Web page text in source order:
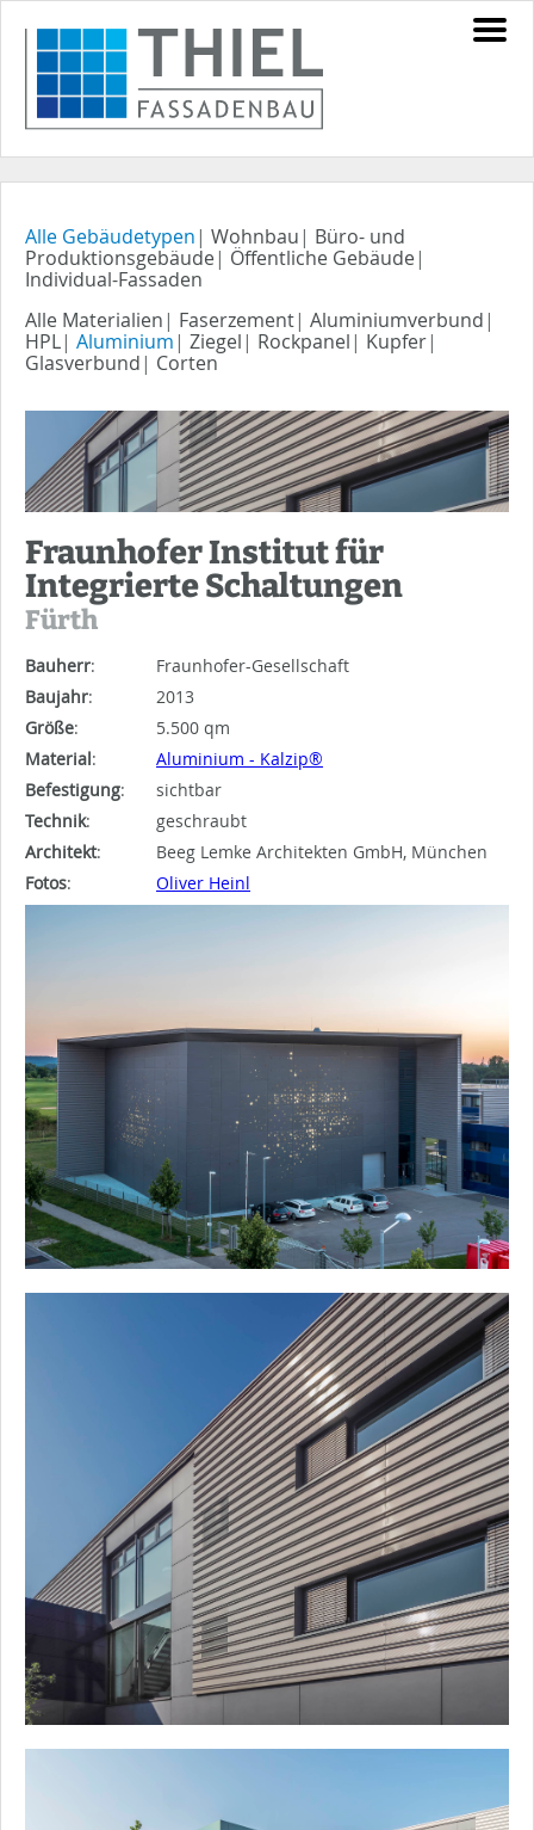
Alle Gebäudetypen | Wohnbau | Büro- und
Produktionsgebäude| Öffentliche Gebäude|
Individual-Fassaden
Alle Materialien | Faserzement| Aluminiumverbund |
HPL| Aluminium | Ziegel | Rockpanel | Kupfer|
Glasverbund | Corten
Fraunhofer Institut für
Integrierte Schaltungen
Fürth
Bauherr:
Fraunhofer-Gesellschaft
Baujahr:
2013
Größe:
5.500 qm
Material:
Aluminium - Kalzip®
Befestigung:
sichtbar
Technik:
geschraubt
Architekt:
Beeg Lemke Architekten GmbH, München
Fotos: Oliver Heinl